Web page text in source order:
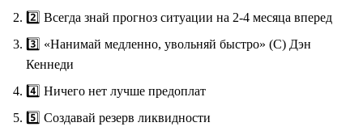
2️⃣ Всегда знай прогноз ситуации на 2-4 месяца вперед
3️⃣ «Нанимай медленно, увольняй быстро» (С) Дэн
Кеннеди
4️⃣ Ничего нет лучше предоплат
5️⃣ Создавай резерв ликвидности